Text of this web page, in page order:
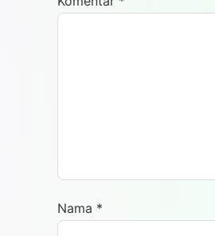
Nama *